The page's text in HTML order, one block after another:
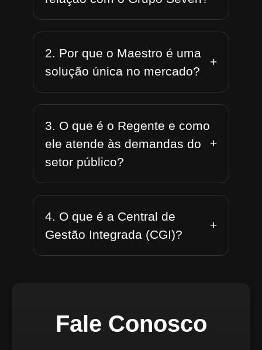
2. Por que o Maestro é uma
solução única no mercado?
+
3. O que é o Regente e como
ele atende às demandas do
setor público?
+
4. O que é a Central de
Gestão Integrada (CGI)?
+
Fale Conosco